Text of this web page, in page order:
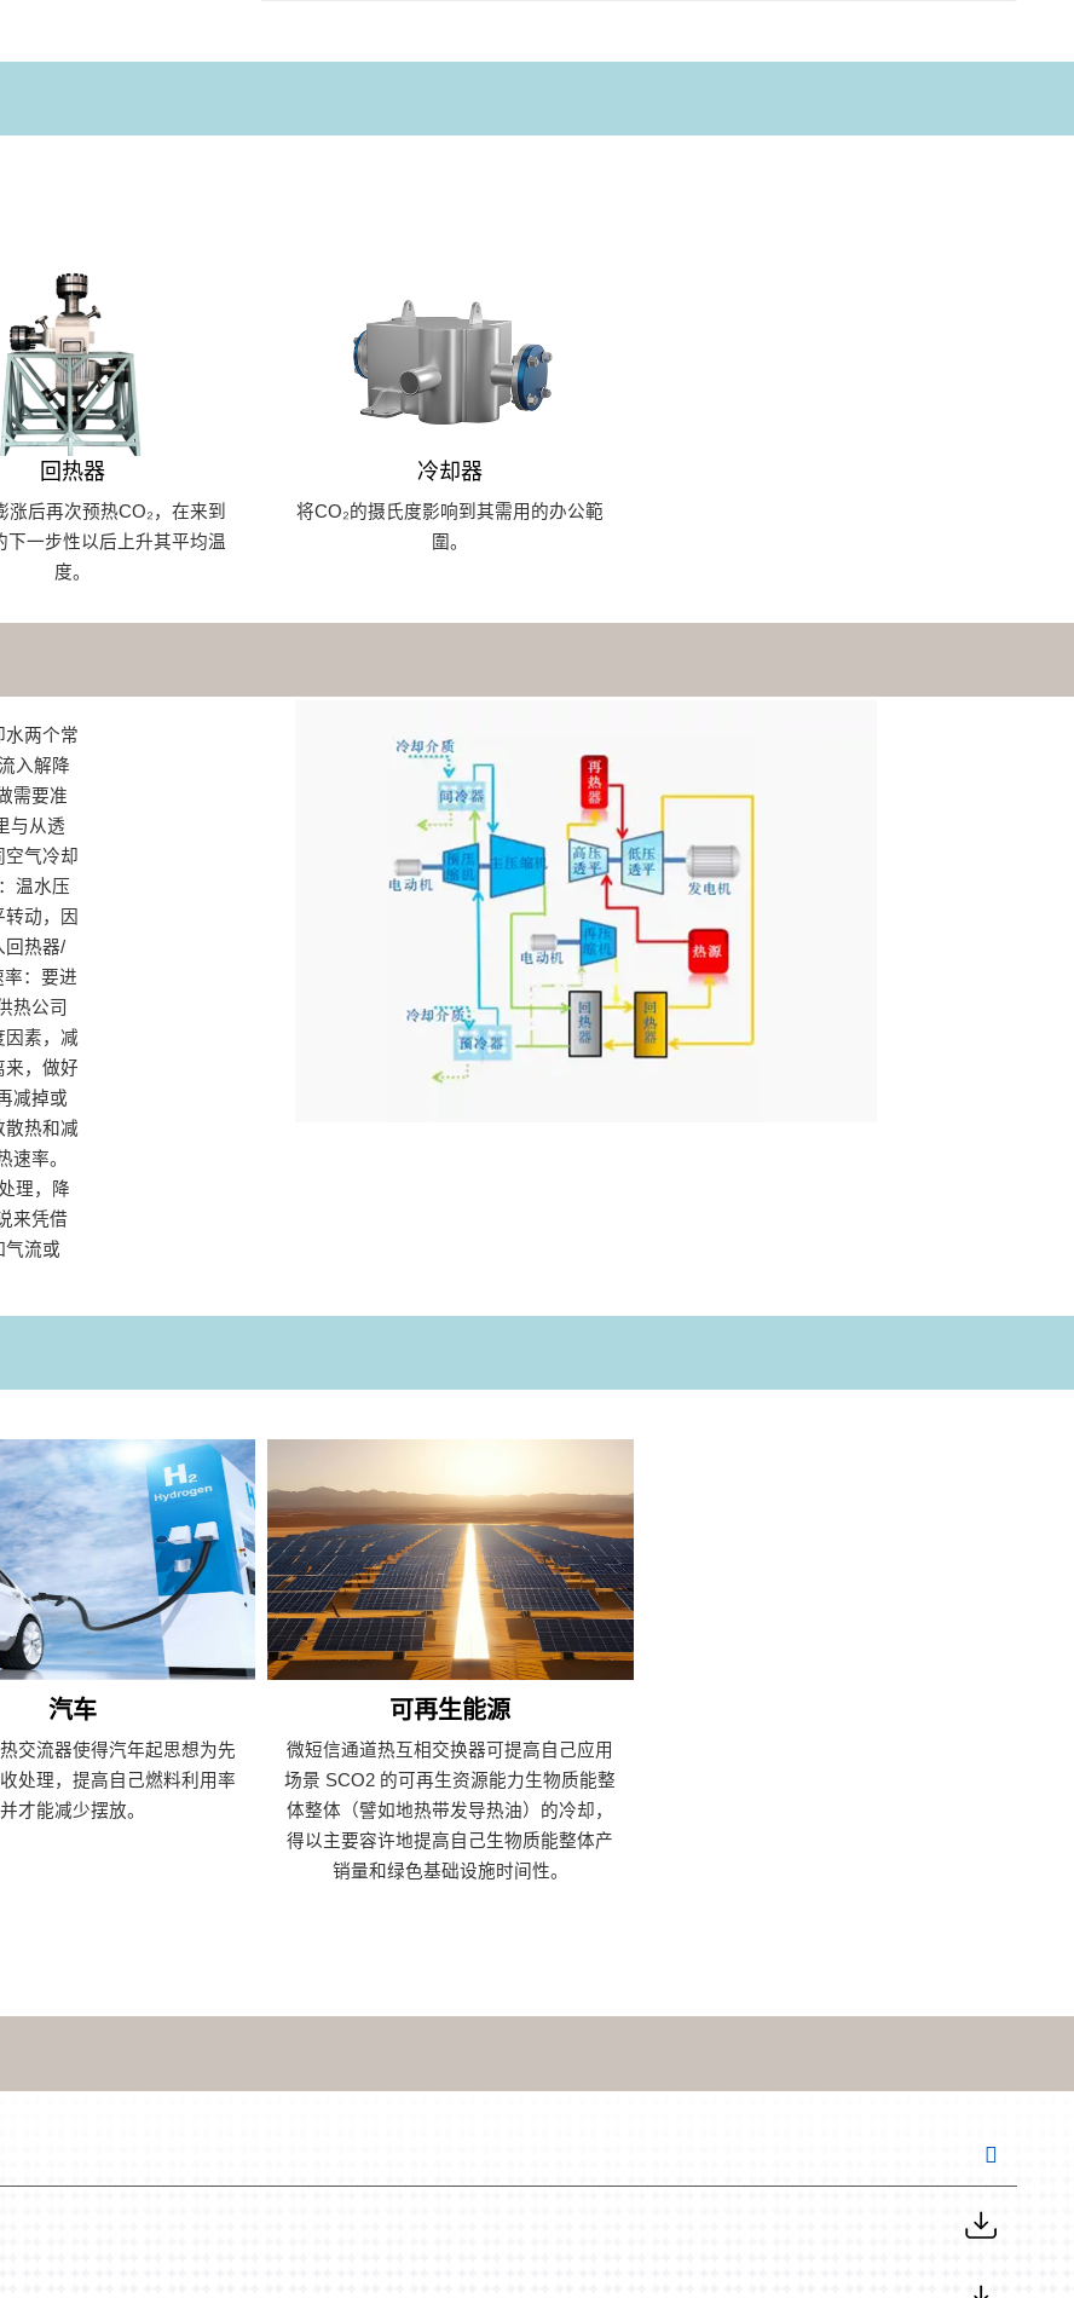
回热器
涨后再次预热CO₂，在来到
下一步性以后上升其平均温
度。
冷却器
将CO₂的摄氏度影响到其需用的办公範
圍。
水两个常
入‌解降
需要准
与从透
空气冷却
温水压
动，因
回热器/
：‌要进
热公司
因素，减
来，做好
减掉‌或
散热和减
速率。‌
理，降
来凭借
气流或
汽车
交流器使得汽年起思想为先
处理，提高自己燃料利用率
并才能减少摆放。
可再生能源
微短信通道热互相交换器可提高自己应用
场景 SCO2 的可再生资源能力生物质能整
体整体（譬如地热带发导热油）的冷却，
得以主要容许地提高自己生物质能整体产
销量和绿色基础设施时间性。